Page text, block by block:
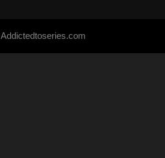
Addictedtoseries.com